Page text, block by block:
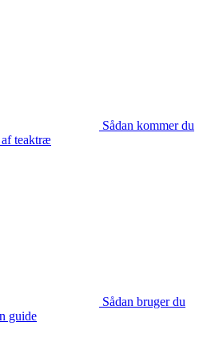
Sådan kommer du
teaktræ
Sådan bruger du
guide